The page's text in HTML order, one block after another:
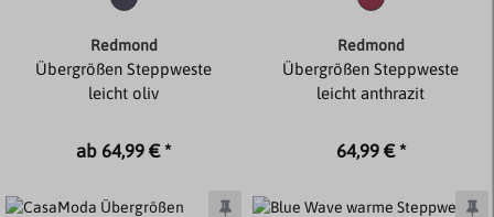
Redmond
Übergrößen Steppweste
leicht oliv
ab 64,99 € *
Redmond
Übergrößen Steppweste
leicht anthrazit
64,99 € *